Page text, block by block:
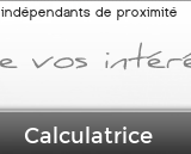
de proximité
Calculatrice